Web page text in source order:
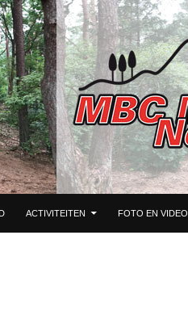
ACTIVITEITEN FOTO EN VIDEO